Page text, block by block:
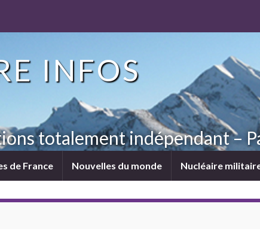
INFOS
totalement indépendant –
de France Nouvelles du monde Nucléaire